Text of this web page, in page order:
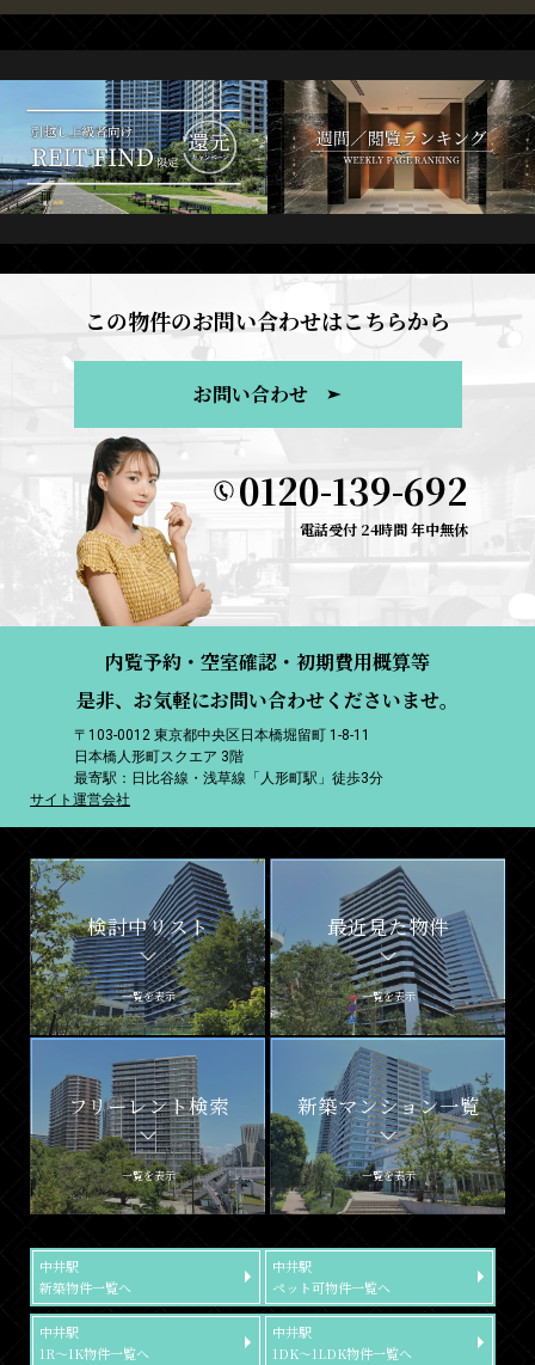
この物件のお問い合わせはこちらから
お問い合わせ
0120-139-692
電話受付 24時間 年中無休
内覧予約・空室確認・初期費用概算等
是非、お気軽にお問い合わせくださいませ。
〒103-0012 東京都中央区日本橋堀留町 1-8-11
日本橋人形町スクエア 3階
最寄駅：日比谷線・浅草線「人形町駅」徒歩3分
サイト運営会社
検討中リスト
一覧を表示
最近見た物件
一覧を表示
フリーレント検索
一覧を表示
新築マンション一覧
一覧を表示
中井駅
新築物件一覧へ
中井駅
ペット可物件一覧へ
中井駅
1R～1K物件一覧へ
中井駅
1DK～1LDK物件一覧へ